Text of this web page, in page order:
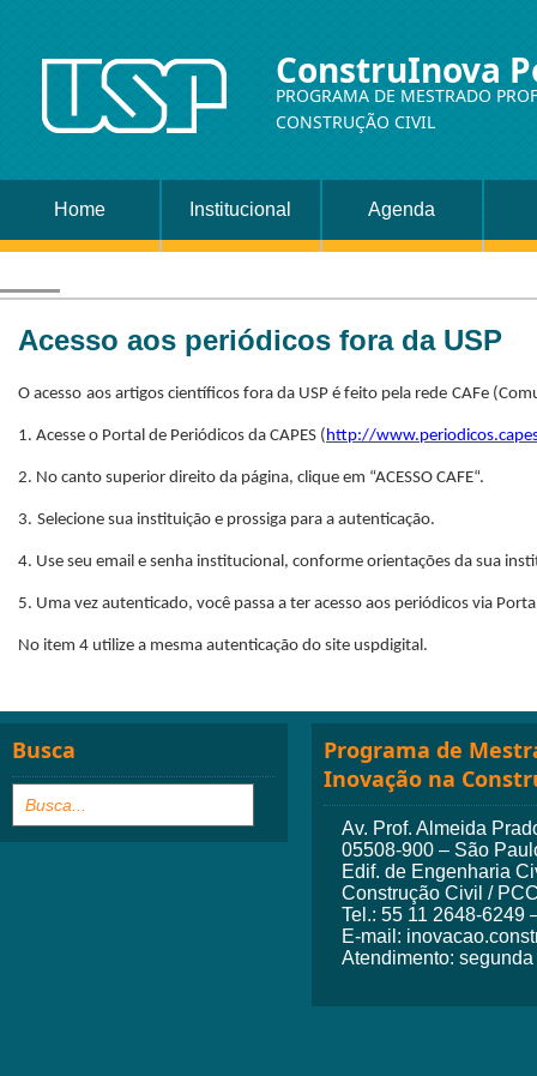
ConstruInova
PROGRAMA DE MESTRADO
CONSTRUÇÃO CIVIL
Home Institucional Agenda
Acesso aos periódicos fora da USP
O acesso aos artigos científicos fora da USP é feito pela rede CAFe
1. Acesse o Portal de Periódicos da CAPES ( http://
2. No canto superior direito da página, clique em “ACESSO CAFE“.
3. Selecione sua instituição e prossiga para a autenticação.
4. Use seu email e senha institucional, conforme orientações da sua
5. Uma vez autenticado, você passa a ter acesso aos periódicos via
No item 4 utilize a mesma autenticação do site uspdigital.
Busca
Programa de
Inovação na
Av. Prof. Almeida
05508-900 – São
Edif. de Engenharia
Construção Civil /
Tel.: 55 11 2648-6249
E-mail:
Atendimento: